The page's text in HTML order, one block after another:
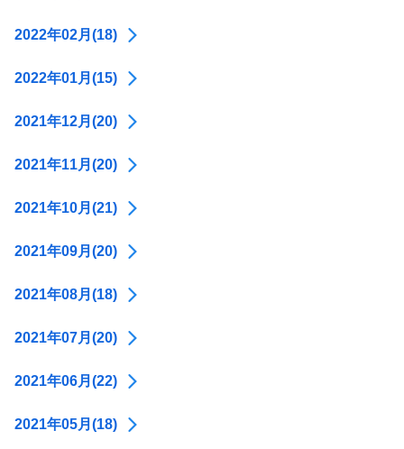
2022年02月(18)
2022年01月(15)
2021年12月(20)
2021年11月(20)
2021年10月(21)
2021年09月(20)
2021年08月(18)
2021年07月(20)
2021年06月(22)
2021年05月(18)